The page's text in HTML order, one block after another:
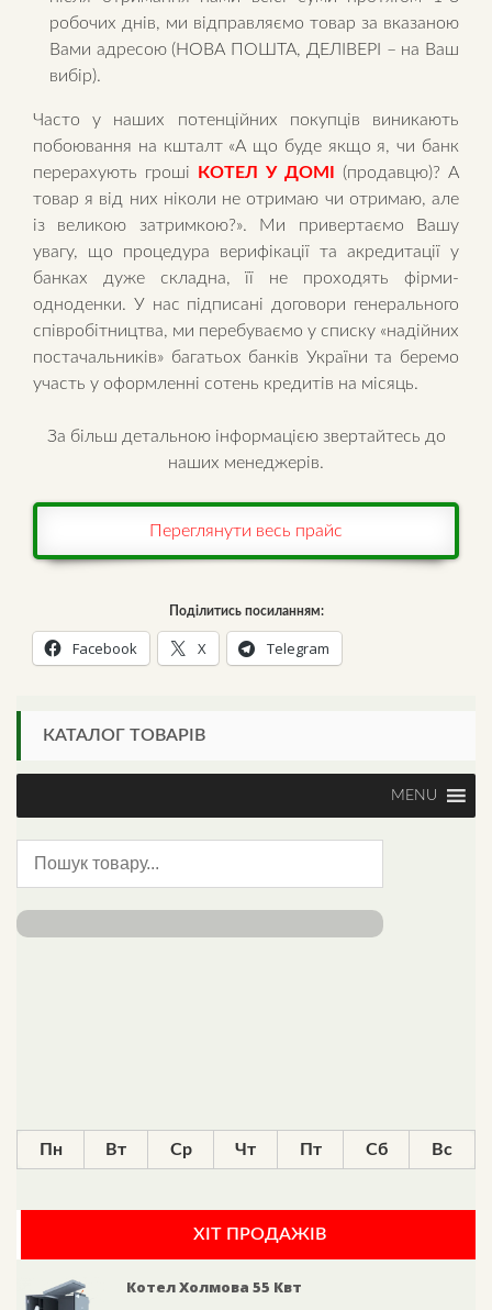
робочих днів, ми відправляємо товар за вказаною
Вами адресою (НОВА ПОШТА, ДЕЛІВЕРІ – на Ваш
вибір).
Часто у наших потенційних покупців виникають
побоювання на кшталт «А що буде якщо я, чи банк
перерахують гроші
КОТЕЛ У ДОМІ
(продавцю)? А
товар я від них ніколи не отримаю чи отримаю, але
із великою затримкою?». Ми привертаємо Вашу
увагу, що процедура верифікації та акредитації у
банках дуже складна, її не проходять фірми-
одноденки. У нас підписані договори генерального
співробітництва, ми перебуваємо у списку «надійних
постачальників» багатьох банків України та беремо
участь у оформленні сотень кредитів на місяць.
За більш детальною інформацією звертайтесь до
наших менеджерів.
Переглянути весь прайс
Поділитись посиланням:
Facebook X Telegram
КАТАЛОГ ТОВАРІВ
MENU
Пн Вт Ср Чт Пт Сб Вс
ХІТ ПРОДАЖІВ
Котел Холмова 55 Квт